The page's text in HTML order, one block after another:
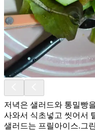
저녁은 샐러드와 통밀빵
사와서 식초넣고 씻어서
샐러드는 프릴아이스.그